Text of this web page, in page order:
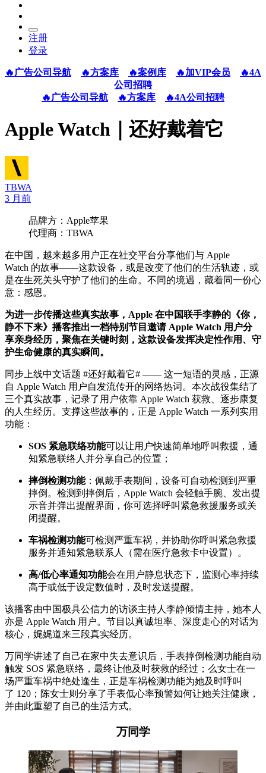
注册
登录
🔥广告公司导航 🔥方案库 🔥案例库 🔥加VIP会员
🔥4A
公司招聘
🔥广告公司导航
🔥方案库 🔥4A公司招聘
Apple Watch｜还好戴着它
TBWA
3 月前
品牌方：Apple苹果
代理商：TBWA
在中国，越来越多用户正在社交平台分享他们与 Apple
Watch 的故事——这款设备，或是改变了他们的生活轨迹，或
是在生死关头守护了他们的生命。不同的境遇，藏着同一份心
意：感恩。
为进一步传播这些真实故事，Apple 在中国联手李静的《你，
静不下来》播客推出一档特别节目邀请 Apple Watch 用户分
享亲身经历，聚焦在关键时刻，这款设备发挥决定性作用、守
护生命健康的真实瞬间。
同步上线中文话题 #还好戴着它# —— 这一短语的灵感，正源
自 Apple Watch 用户自发流传开的网络热词。本次战役集结了
三个真实故事，记录了用户依靠 Apple Watch 获救、逐步康复
的人生经历。支撑这些故事的，正是 Apple Watch 一系列实用
功能：
SOS 紧急联络功能可以让用户快速简单地呼叫救援，通
知紧急联络人并分享自己的位置；
摔倒检测功能：佩戴手表期间，设备可自动检测到严重
摔倒。检测到摔倒后，Apple Watch 会轻触手腕、发出提
示音并弹出提醒界面，你可选择呼叫紧急救援服务或关
闭提醒。
车祸检测功能可检测严重车祸，并协助你呼叫紧急救援
服务并通知紧急联系人（需在医疗急救卡中设置）。
高/低心率通知功能会在用户静息状态下，监测心率持续
高于或低于设定数值时，及时发送提醒。
该播客由中国极具公信力的访谈主持人李静倾情主持，她本人
亦是 Apple Watch 用户。节目以真诚坦率、深度走心的对话为
核心，娓娓道来三段真实经历。
万同学讲述了自己在家中失去意识后，手表摔倒检测功能自动
触发 SOS 紧急联络，最终让他及时获救的经过；么女士在一
场严重车祸中绝处逢生，正是车祸检测功能为她及时呼叫
了 120；陈女士则分享了手表低心率预警如何让她关注健康，
并由此重塑了自己的生活方式。
万同学